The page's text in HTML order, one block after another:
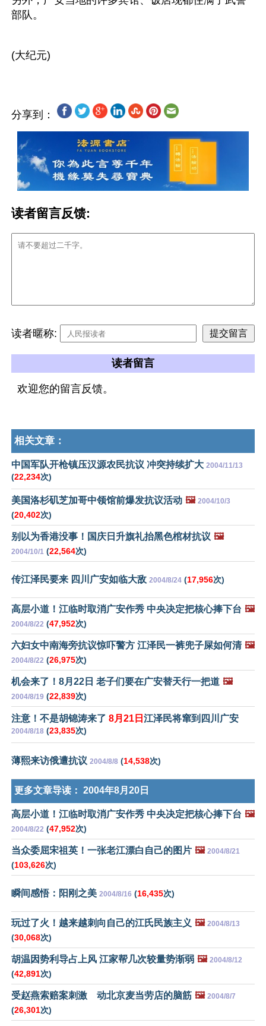
部队。
分享到：
读者留言反馈:
读者暱称:
读者留言
欢迎您的留言反馈。
相关文章：
中国军队开枪镇压汉源农民抗议 冲突持续扩大 2004/11/13
(22,234次)
美国洛杉矶芝加哥中领馆前爆发抗议活动 🖼️ 2004/10/3
(20,402次)
别以为香港没事！国庆日升旗礼抬黑色棺材抗议 🖼️
2004/10/1 (22,564次)
传江泽民要来 四川广安如临大敌 2004/8/24 (17,956次)
高层小道！江临时取消广安作秀 中央决定把核心捧下台 🖼️
2004/8/22 (47,952次)
六妇女中南海旁抗议惊吓警方 江泽民一裤兜子屎如何清 🖼️
2004/8/22 (26,975次)
机会来了！8月22日 老子们要在广安替天行一把道 🖼️
2004/8/19 (22,839次)
注意！不是胡锦涛来了 8月21日 江泽民将窜到四川广安
2004/8/18 (23,835次)
薄熙来访俄遭抗议 2004/8/8 (14,538次)
更多文章导读： 2004年8月20日
高层小道！江临时取消广安作秀 中央决定把核心捧下台 🖼️
2004/8/22 (47,952次)
当众委屈宋祖英！一张老江漂白自己的图片 🖼️ 2004/8/21
(103,626次)
瞬间感悟：阳刚之美 2004/8/16 (16,435次)
玩过了火！越来越刺向自己的江氏民族主义 🖼️ 2004/8/13
(30,068次)
胡温因势利导占上风 江家帮几次较量势渐弱 🖼️ 2004/8/12
(42,891次)
受赵燕索赔案刺激 动北京麦当劳店的脑筋 🖼️ 2004/8/7
(26,301次)